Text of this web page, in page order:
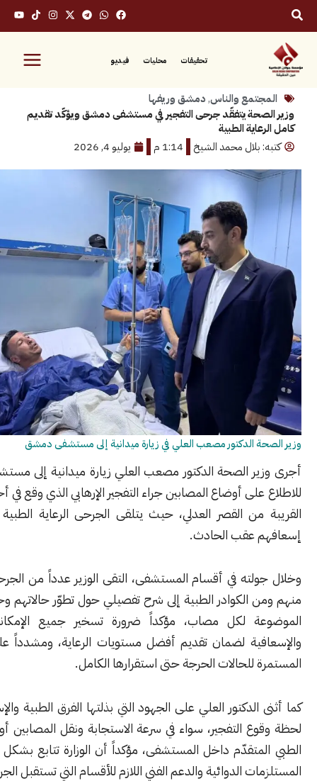
محليات فيديو
والناس,دمشق وريفها
يتفقّد جرحى التفجير في مستشفى دمشق ويؤكّد تقديم
الطبية
بلال محمد الشيخ
1:14 م يوليو 4, 2026
الدكتور مصعب العلي في زيارة ميدانية إلى مستشفى دمشق
الصحة الدكتور مصعب العلي زيارة ميدانية إلى مستشفى دمشق
أوضاع المصابين جراء التفجير الإرهابي الذي وقع في أحد المقاهي
من القصر العدلي، حيث يتلقى الجرحى الرعاية الطبية منذ لحظة
عقب الحادث.
في أقسام المستشفى، التقى الوزير عدداً من الجرحى واستمع
الكوادر الطبية إلى شرح تفصيلي حول تطوّر حالاتهم وخطط العلاج
لكل مصاب، مؤكداً ضرورة تسخير جميع الإمكانات الطبية
لضمان تقديم أفضل مستويات الرعاية، ومشدداً على المتابعة
للحالات الحرجة حتى استقرارها الكامل.
الدكتور العلي على الجهود التي بذلتها الفرق الطبية والإسعافية منذ
التفجير، سواء في سرعة الاستجابة ونقل المصابين أو في التعامل
داخل المستشفى، مؤكداً أن الوزارة تتابع بشكل مباشر توفير
الدوائية والدعم الفني اللازم للأقسام التي تستقبل الجرحى.